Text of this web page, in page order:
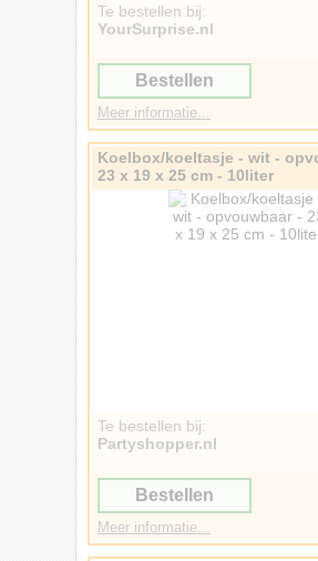
Meerkleurig
Transparant
Brons
25
Huidskleur
Te bestellen bij:
YourSurprise.nl
Bestellen
Meer informatie...
Koelbox/koeltasje - wit -
23 x 19 x 25 cm - 10liter
Te bestellen bij:
Partyshopper.nl
Bestellen
Meer informatie...